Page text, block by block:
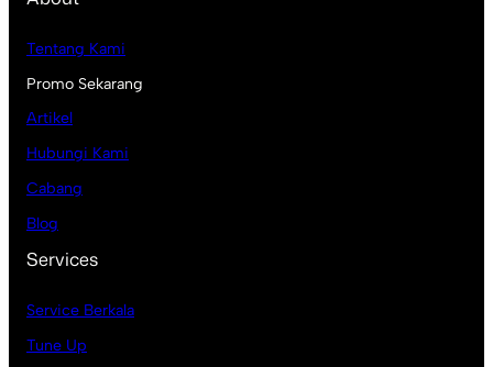
Tentang Kami
Promo Sekarang
Artikel
Hubungi Kami
Cabang
Blog
Services
Service Berkala
Tune Up